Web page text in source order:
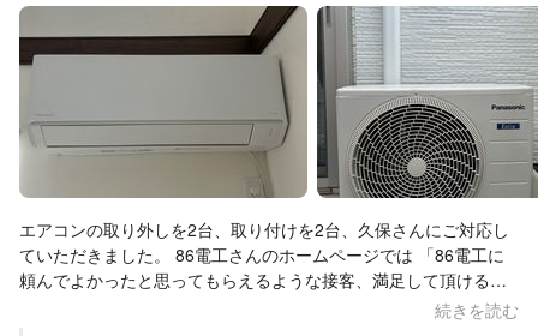
た。 ありがとうございました。
とのこと、大変嬉しく思います。 暑くなる前に間に合ったとの
ことで安心いたしました。 今後もエアコン工事や電気工事な
ど、何かございましたら安心してご依頼いただけるよう努めて
まいります。 またのご利用を心よりお待ちしております。
エアコンの取り外しを2台、取り付けを2台、久保さんにご対応し
ていただきました。 86電工さんのホームページでは 「86電工に
頼んでよかったと思ってもらえるような接客、満足して頂ける施
工を心掛けています！」 と書かれていますが、まさにそのとおり
続きを読む